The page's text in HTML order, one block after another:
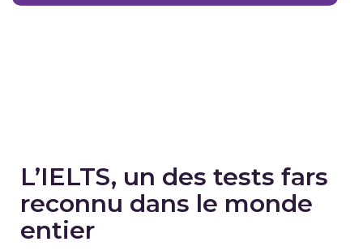
L’IELTS, un des tests fars
reconnu dans le monde
entier